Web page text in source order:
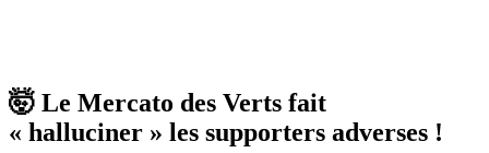
🤯 Le Mercato des Verts fait
« halluciner » les supporters adverses !